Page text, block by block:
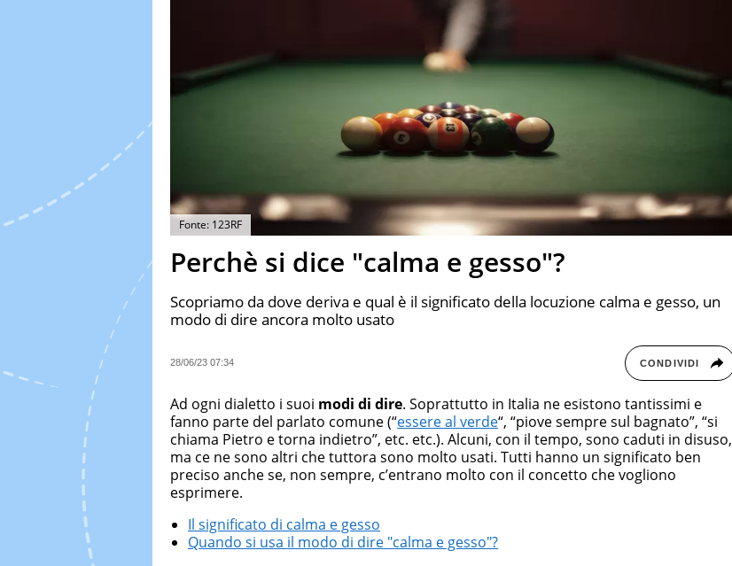
Fonte: 123RF
Perchè si dice "calma e gesso"?
Scopriamo da dove deriva e qual è il significato della locuzione calma e gesso, un
modo di dire ancora molto usato
28/06/23 07:34 CONDIVIDI
Ad ogni dialetto i suoi modi di dire. Soprattutto in Italia ne esistono tantissimi e
fanno parte del parlato comune (“essere al verde“, “piove sempre sul bagnato”, “si
chiama Pietro e torna indietro”, etc. etc.). Alcuni, con il tempo, sono caduti in disuso,
ma ce ne sono altri che tuttora sono molto usati. Tutti hanno un significato ben
preciso anche se, non sempre, c’entrano molto con il concetto che vogliono
esprimere.
Il significato di calma e gesso
Quando si usa il modo di dire "calma e gesso"?